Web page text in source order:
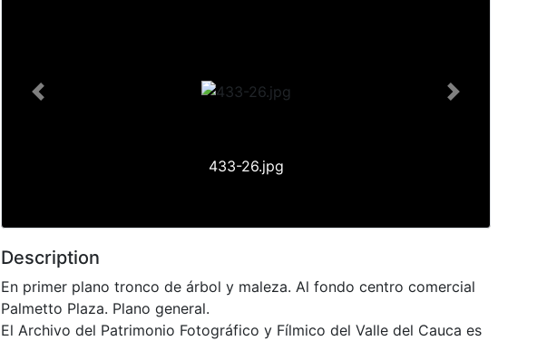
433-26.jpg
Previous Next
Description
En primer plano tronco de árbol y maleza. Al fondo centro comercial
Palmetto Plaza. Plano general.
El Archivo del Patrimonio Fotográfico y Fílmico del Valle del Cauca es